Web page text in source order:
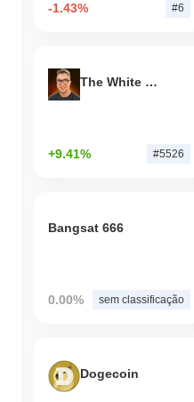
-1.43% #6
The White Bull
+9.41% #5526
Bangsat 666
0.00% sem classificação
Dogecoin